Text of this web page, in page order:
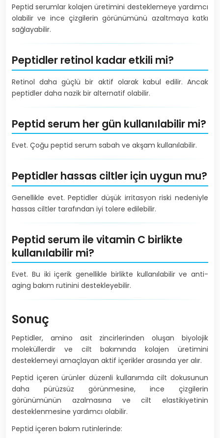
Peptid serumlar kolajen üretimini desteklemeye yardımcı
olabilir ve ince çizgilerin görünümünü azaltmaya katkı
sağlayabilir.
Peptidler retinol kadar etkili mi?
Retinol daha güçlü bir aktif olarak kabul edilir. Ancak
peptidler daha nazik bir alternatif olabilir.
Peptid serum her gün kullanılabilir mi?
Evet. Çoğu peptid serum sabah ve akşam kullanılabilir.
Peptidler hassas ciltler için uygun mu?
Genellikle evet. Peptidler düşük irritasyon riski nedeniyle
hassas ciltler tarafından iyi tolere edilebilir.
Peptid serum ile vitamin C birlikte
kullanılabilir mi?
Evet. Bu iki içerik genellikle birlikte kullanılabilir ve anti-
aging bakım rutinini destekleyebilir.
Sonuç
Peptidler, amino asit zincirlerinden oluşan biyolojik
moleküllerdir ve cilt bakımında kolajen üretimini
desteklemeyi amaçlayan aktif içerikler arasında yer alır.
Peptid içeren ürünler düzenli kullanımda cilt dokusunun
daha pürüzsüz görünmesine, ince çizgilerin
görünümünün azalmasına ve cilt elastikiyetinin
desteklenmesine yardımcı olabilir.
Peptid içeren bakım rutinlerinde: